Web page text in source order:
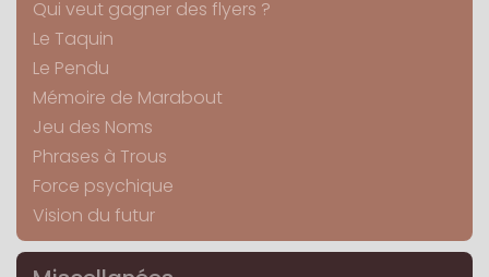
Qui veut gagner des flyers ?
Le Taquin
Le Pendu
Mémoire de Marabout
Jeu des Noms
Phrases à Trous
Force psychique
Vision du futur